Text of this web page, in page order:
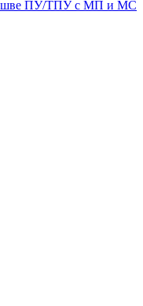
ПУ/ТПУ с МП и МС